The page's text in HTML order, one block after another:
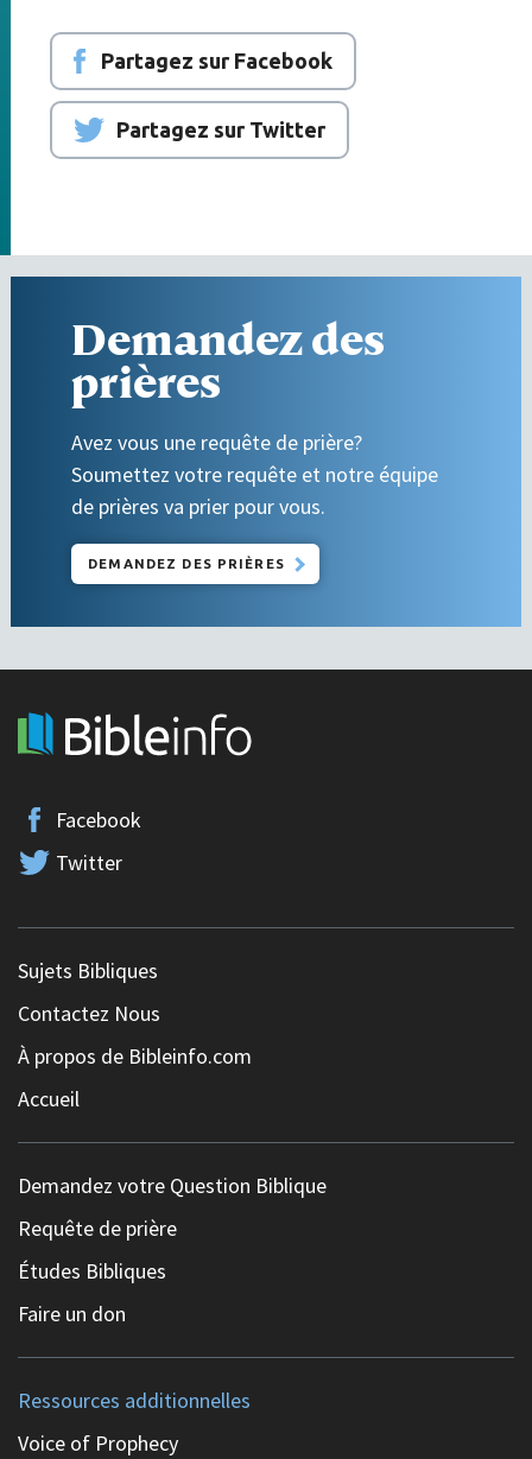
Partagez sur Facebook
Partagez sur Twitter
Demandez des
prières
Avez vous une requête de prière?
Soumettez votre requête et notre équipe
de prières va prier pour vous.
DEMANDEZ DES PRIÈRES
Facebook
Twitter
Sujets Bibliques
Contactez Nous
À propos de Bibleinfo.com
Accueil
Demandez votre Question Biblique
Requête de prière
Études Bibliques
Faire un don
Ressources additionnelles
Voice of Prophecy